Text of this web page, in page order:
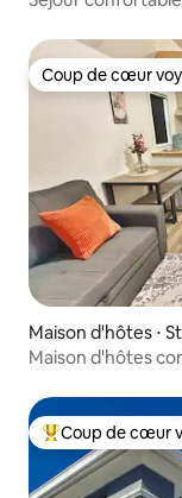
Coup de cœur
Coup de cœur
Maison d'hôtes ⋅
Maison d'hôtes
Coups de cœur
Coup de cœur